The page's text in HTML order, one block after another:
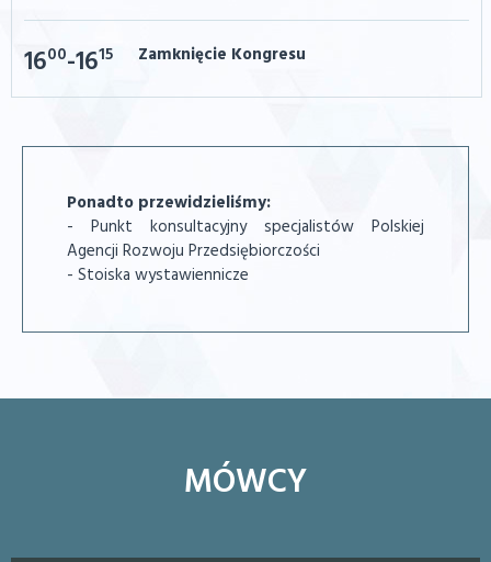
1600-1615 Zamknięcie Kongresu
Ponadto przewidzieliśmy:
- Punkt konsultacyjny specjalistów Polskiej
Agencji Rozwoju Przedsiębiorczości
- Stoiska wystawiennicze
MÓWCY